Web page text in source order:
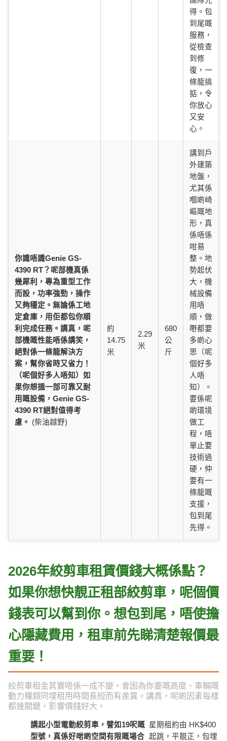
得。包
到尾嘅
服務，
從檢查
到修
復，一
條龍搞
掂，令
你放心
又安
心。
你識唔識Genie GS-
4390 RT？呢部機真係
幾犀利，專為重型工作
而設，功率強勁，操作
又夠穩定。無論係工地
定倉庫，用佢都包你順
利完成任務。講真，呢
部機嘅性能唔係講笑，
絕對係一條龍解決方
案，幫你省時又省力！
（呢個好多人唔知）如
果你想搵一部可靠又耐
用嘅設備，Genie GS-
4390 RT絕對值得考
慮。
(柴油越野)
約
14.75
米
2.29
米
680
公
斤
講到戶
外建築
地盤，
尤其係
嗰啲崎
嶇嘅地
形，真
係唔係
咁易
整。地
勢起伏
大，機
械設備
用唔
順，做
嘢都要
多啲心
思（呢
個好多
人唔
知）。
要係呢
啲環境
做工
程，唔
單止要
技術過
硬，仲
要有一
條龍嘅
支援，
包到尾
先得。
2026年絞剪車租賃價錢大概係點？
如果你想快靚正租部絞剪車，呢個價
錢表可以幫到你。想包到尾，唔使擔
心隱藏費用，租車前先睇清楚報價最
重要！
絞剪車租金其實唔係一成不變，會因為你要嘅高度、車輛嘅
動力種類同埋租用時間長短而有差異。講真，呢啲因素每樣
都幾關鍵，影響價錢好大。
講起小型電動絞剪車，譬如19呎嘅
型號，真係好啱啲空間有限嘅場合
星期租約由 HK$400
起跳，平靚正，包埋